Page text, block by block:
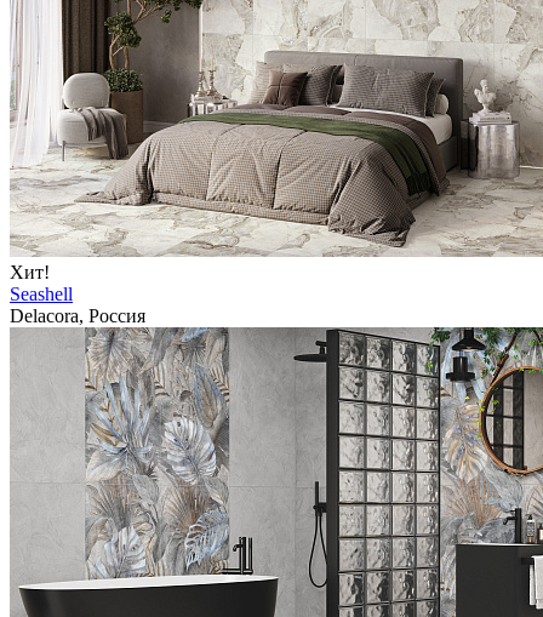
Хит!
Seashell
Delacora, Россия